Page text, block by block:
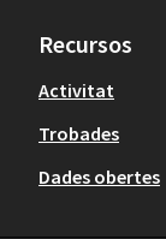
Recursos
Activitat
Trobades
Dades obertes